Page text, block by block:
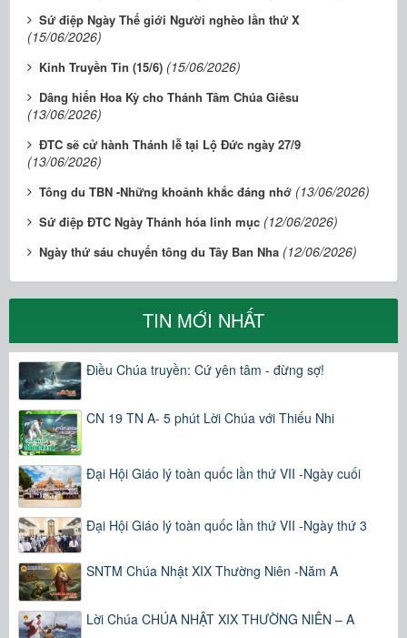
Sứ điệp Ngày Thế giới Người nghèo lần thứ X
(15/06/2026)
Kinh Truyền Tin (15/6) (15/06/2026)
Dâng hiến Hoa Kỳ cho Thánh Tâm Chúa Giêsu
(13/06/2026)
ĐTC sẽ cử hành Thánh lễ tại Lộ Đức ngày 27/9
(13/06/2026)
Tông du TBN -Những khoảnh khắc đáng nhớ (13/06/2026)
Sứ điệp ĐTC Ngày Thánh hóa linh mục (12/06/2026)
Ngày thứ sáu chuyến tông du Tây Ban Nha (12/06/2026)
TIN MỚI NHẤT
Điều Chúa truyền: Cứ yên tâm - đừng sợ!
CN 19 TN A- 5 phút Lời Chúa với Thiếu Nhi
Đại Hội Giáo lý toàn quốc lần thứ VII -Ngày cuối
Đại Hội Giáo lý toàn quốc lần thứ VII -Ngày thứ 3
SNTM Chúa Nhật XIX Thường Niên -Năm A
Lời Chúa CHÚA NHẬT XIX THƯỜNG NIÊN – A